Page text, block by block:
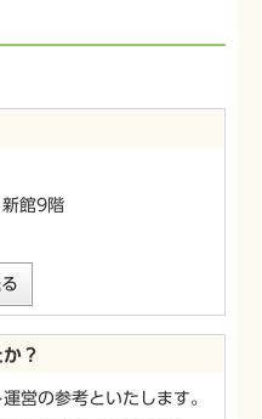
館9階
？
営の参考といたします。